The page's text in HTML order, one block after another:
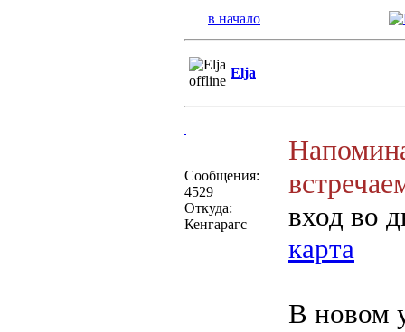
в начало
Elja
Сообщения:
4529
Откуда:
Кенгарагс
вход во
карта
В новом